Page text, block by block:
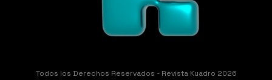
Todos los Derechos Reservados - Revista Kuadro 2026